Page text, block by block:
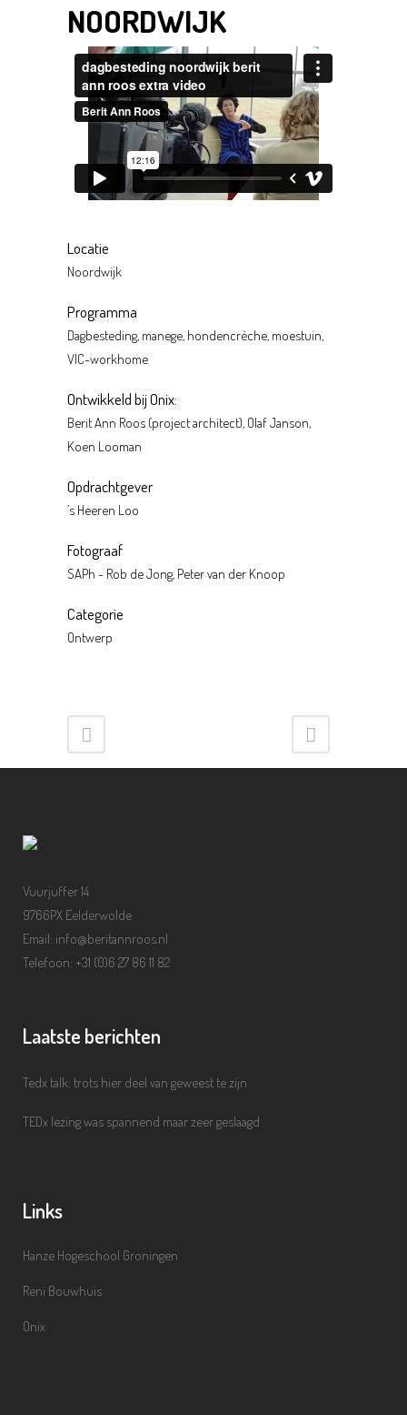
NOORDWIJK
Locatie
Noordwijk
Programma
Dagbesteding, manege, hondencrèche, moestuin,
VIC-workhome
Ontwikkeld bij Onix:
Berit Ann Roos (project architect), Olaf Janson,
Koen Looman
Opdrachtgever
’s Heeren Loo
Fotograaf
SAPh - Rob de Jong, Peter van der Knoop
Categorie
Ontwerp
Vuurjuffer 14
9766PX Eelderwolde
Email: info@beritannroos.nl
Telefoon: +31 (0)6 27 86 11 82
Laatste berichten
Tedx talk: trots hier deel van geweest te zijn
TEDx lezing was spannend maar zeer geslaagd
Links
Hanze Hogeschool Groningen
Reni Bouwhuis
Onix